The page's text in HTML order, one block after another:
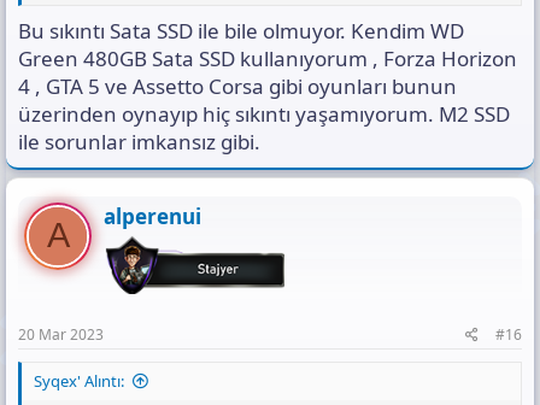
Bu sıkıntı Sata SSD ile bile olmuyor. Kendim WD
Green 480GB Sata SSD kullanıyorum , Forza Horizon
4 , GTA 5 ve Assetto Corsa gibi oyunları bunun
üzerinden oynayıp hiç sıkıntı yaşamıyorum. M2 SSD
ile sorunlar imkansız gibi.
A alperenui
20 Mar 2023 #16
Syqex' Alıntı: